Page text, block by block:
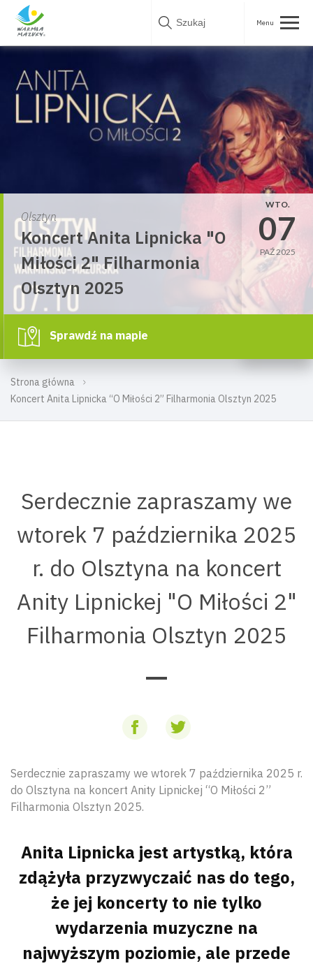
Skip
Strona główna
Koncert Anita Lipnicka “O Miłości 2” Filharmonia Olsztyn 2025
Olsztyn
Koncert Anita Lipnicka "O
Miłości 2" Filharmonia
Olsztyn 2025
WTO.
07
PAŹ 2025
Sprawdź na mapie
Serdecznie zapraszamy we
wtorek 7 października 2025
r. do Olsztyna na koncert
Anity Lipnickej "O Miłości 2"
Filharmonia Olsztyn 2025
Serdecznie zapraszamy we wtorek 7 października 2025 r.
do Olsztyna na koncert Anity Lipnickej “O Miłości 2”
Filharmonia Olsztyn 2025.
Anita Lipnicka jest artystką, która
zdążyła przyzwyczaić nas do tego,
że jej koncerty to nie tylko
wydarzenia muzyczne na
najwyższym poziomie, ale przede